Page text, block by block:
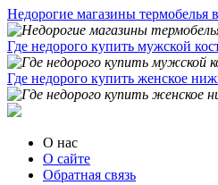
Недорогие магазины термобелья
Где недорого купить мужской
Где недорого купить женское
О нас
О сайте
Обратная связь